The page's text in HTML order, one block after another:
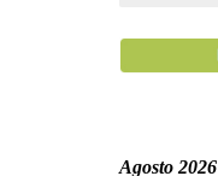
Agosto 2026